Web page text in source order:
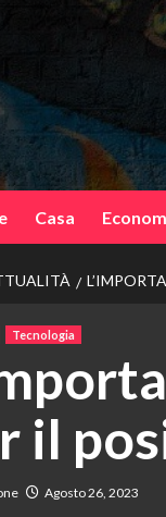
Casa
Tecnologia
il
Agosto 26, 2023